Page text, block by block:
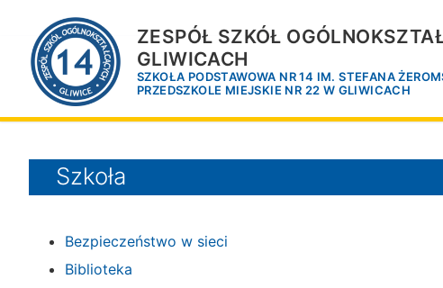
treści
ZESPÓŁ SZKÓŁ
GLIWICACH
SZKOŁA PODSTAWOWA NR 14 IM. STEFANA
PRZEDSZKOLE MIEJSKIE NR 22 W GLIWICACH
Szkoła
Bezpieczeństwo w sieci
Biblioteka